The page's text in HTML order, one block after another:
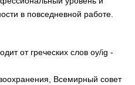
в повседневной работе.
от греческих слов oy/ig -
Всемирный совет